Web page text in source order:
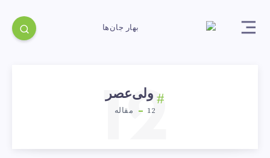
ولی‌عصر
12 مقاله
12